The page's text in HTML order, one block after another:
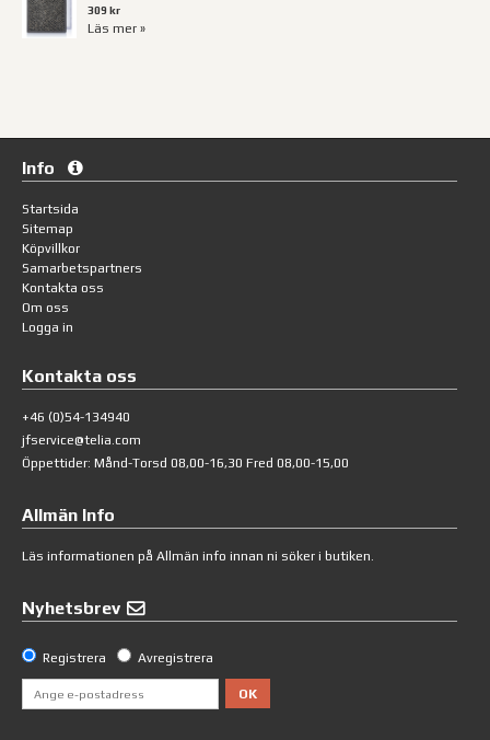
309 kr
Läs mer »
Info
Startsida
Sitemap
Köpvillkor
Samarbetspartners
Kontakta oss
Om oss
Logga in
Kontakta oss
+46 (0)54-134940
jfservice@telia.com
Öppettider: Månd-Torsd 08,00-16,30 Fred 08,00-15,00
Allmän Info
Läs informationen på Allmän info innan ni söker i butiken.
Nyhetsbrev
Registrera Avregistrera
OK